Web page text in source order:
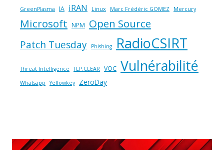
GreenPlasma IA iRAN Linux Marc Frédéric GOMEZ Mercury
Microsoft NPM Open Source
Patch Tuesday Phishing RadioCSIRT
Threat Intelligence TLP:CLEAR VOC Vulnérabilité
Whatsapp Yellowkey ZeroDay